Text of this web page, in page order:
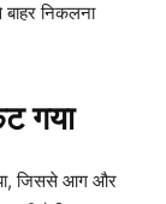
निकलना
गया
जिससे आग और